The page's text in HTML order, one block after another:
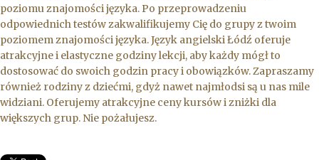
poziomu znajomości języka. Po przeprowadzeniu
odpowiednich testów zakwalifikujemy Cię do grupy z twoim
poziomem znajomości języka. Język angielski Łódź oferuje
atrakcyjne i elastyczne godziny lekcji, aby każdy mógł to
dostosować do swoich godzin pracy i obowiązków. Zapraszamy
również rodziny z dziećmi, gdyż nawet najmłodsi są u nas mile
widziani. Oferujemy atrakcyjne ceny kursów i zniżki dla
większych grup. Nie pożałujesz.